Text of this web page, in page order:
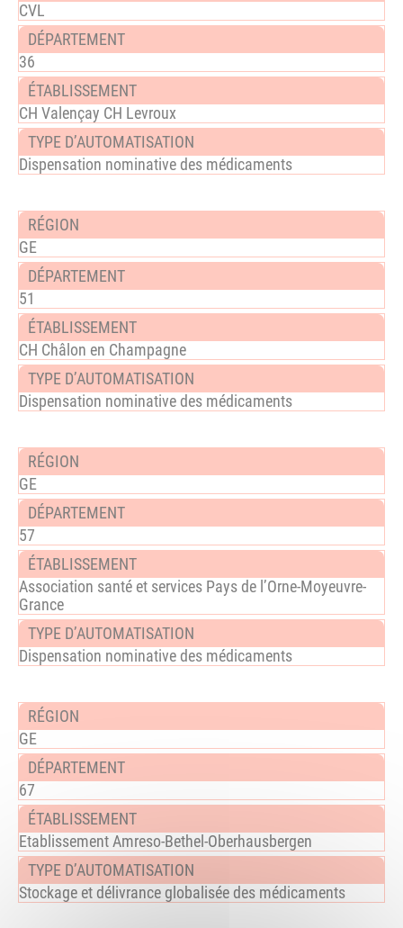
CVL
36
CH Valençay CH Levroux
Dispensation nominative des médicaments
GE
51
CH Châlon en Champagne
Dispensation nominative des médicaments
GE
57
Association santé et services Pays de l’Orne-Moyeuvre-
Grance
Dispensation nominative des médicaments
GE
67
Etablissement Amreso-Bethel-Oberhausbergen
Stockage et délivrance globalisée des médicaments